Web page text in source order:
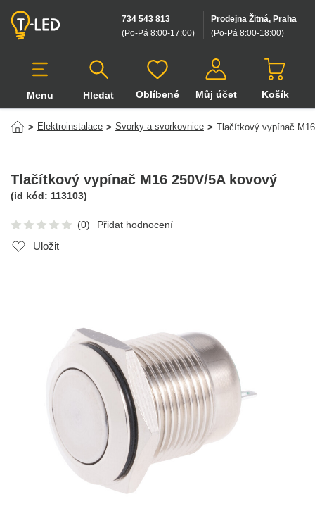
Prodejna Žitná, Praha
(Po-Pá 8:00-18:00)
734 543 813
(Po-Pá 8:00-17:00)
Menu Hledat
Hledat v produktech
Oblíbené Můj účet Košík
> Elektroinstalace > Svorky a svorkovnice > Tlačítkový vypínač
Tlačítkový vypínač M16 250V/5A kovový
(id kód: 113103)
(0) Přidat hodnocení
Uložit